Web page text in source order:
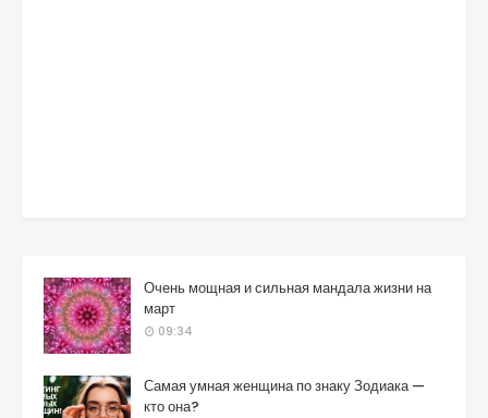
Очень мощная и сильная мандала жизни на
март
09:34
Самая умная женщина по знаку Зодиака —
кто она?